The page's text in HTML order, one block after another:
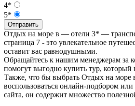
4*
5*
Отправить
Отдых на море в — отели 3* —
страница 7 - это увлекательное
оставит вас равнодушными.
Обращайтесь к нашим менеджерам за
помогут выгодно купить тур, который
Также, что бы выбрать Отдых на море
воспользоваться онлайн-подбором
сайта, он содержит множество